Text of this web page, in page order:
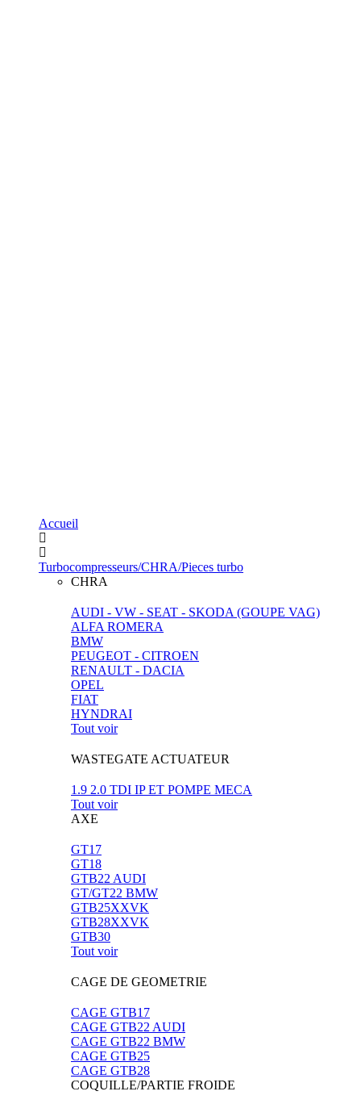
Accueil
Turbocompresseurs/CHRA/Pieces turbo
CHRA
AUDI - VW - SEAT - SKODA (GOUPE VAG)
ALFA ROMERA
BMW
PEUGEOT - CITROEN
RENAULT - DACIA
OPEL
FIAT
HYNDRAI
Tout voir
WASTEGATE ACTUATEUR
1.9 2.0 TDI IP ET POMPE MECA
Tout voir
AXE
GT17
GT18
GTB22 AUDI
GT/GT22 BMW
GTB25XXVK
GTB28XXVK
GTB30
Tout voir
CAGE DE GEOMETRIE
CAGE GTB17
CAGE GTB22 AUDI
CAGE GTB22 BMW
CAGE GTB25
CAGE GTB28
COQUILLE/PARTIE FROIDE